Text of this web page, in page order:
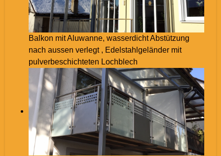
Balkon mit Aluwanne, wasserdicht Abstützung
nach aussen verlegt , Edelstahlgeländer mit
pulverbeschichteten Lochblech